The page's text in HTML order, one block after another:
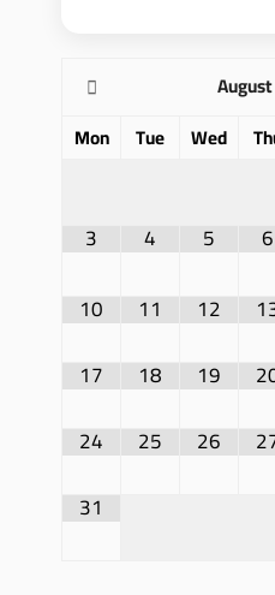
August
Mon
Tue Wed
3
4 5 6
10
11 12
17
18 19
24
25 26
31